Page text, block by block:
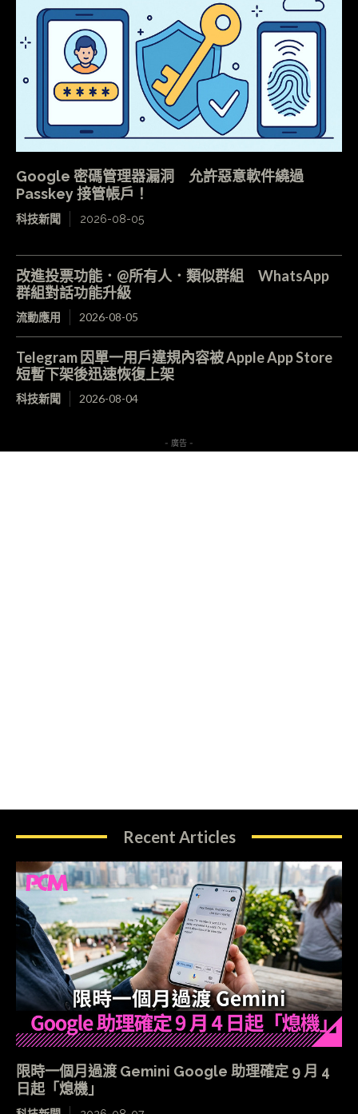
Google 密碼管理器漏洞 允許惡意軟件繞過
Passkey 接管帳戶！
科技新聞 2026-08-05
改進投票功能．@所有人．類似群組 WhatsApp
群組對話功能升級
流動應用 2026-08-05
Telegram 因單一用戶違規內容被 Apple App Store
短暫下架後迅速恢復上架
科技新聞 2026-08-04
- 廣告 -
Recent Articles
限時一個月過渡 Gemini Google 助理確定 9 月 4
日起「熄機」